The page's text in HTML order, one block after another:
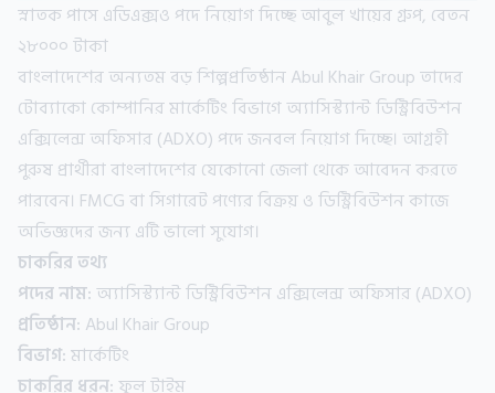
স্নাতক পাসে এডিএক্সও পদে নিয়োগ দিচ্ছে আবুল খায়ের গ্রুপ, বেতন
২৮০০০ টাকা
বাংলাদেশের অন্যতম বড় শিল্পপ্রতিষ্ঠান Abul Khair Group তাদের
টোব্যাকো কোম্পানির মার্কেটিং বিভাগে অ্যাসিস্ট্যান্ট ডিস্ট্রিবিউশন
এক্সিলেন্স অফিসার (ADXO) পদে জনবল নিয়োগ দিচ্ছে। আগ্রহী
পুরুষ প্রার্থীরা বাংলাদেশের যেকোনো জেলা থেকে আবেদন করতে
পারবেন। FMCG বা সিগারেট পণ্যের বিক্রয় ও ডিস্ট্রিবিউশন কাজে
অভিজ্ঞদের জন্য এটি ভালো সুযোগ।
চাকরির তথ্য
পদের নাম:অ্যাসিস্ট্যান্ট ডিস্ট্রিবিউশন এক্সিলেন্স অফিসার (ADXO)
প্রতিষ্ঠান: Abul Khair Group
বিভাগ:মার্কেটিং
চাকরির ধরন:ফুল টাইম